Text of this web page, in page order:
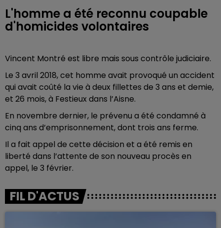
L'homme a été reconnu coupable
d'homicides volontaires
Vincent Montré est libre mais sous contrôle judiciaire.
Le 3 avril 2018, cet homme avait provoqué un accident
qui avait coûté la vie à deux fillettes de 3 ans et demie,
et 26 mois, à Festieux dans l’Aisne.
En novembre dernier, le prévenu a été condamné à
cinq ans d’emprisonnement, dont trois ans ferme.
Il a fait appel de cette décision et a été remis en
liberté dans l’attente de son nouveau procès en
appel, le 3 février.
FIL D'ACTUS